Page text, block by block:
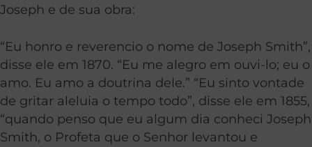
Joseph e de sua obra:
“Eu honro e reverencio o nome de Joseph Smith”,
disse ele em 1870. “Eu me alegro em ouvi-lo; eu o
amo. Eu amo a doutrina dele.” “Eu sinto vontade
de gritar aleluia o tempo todo”, disse ele em 1855,
“quando penso que eu algum dia conheci Joseph
Smith, o Profeta que o Senhor levantou e